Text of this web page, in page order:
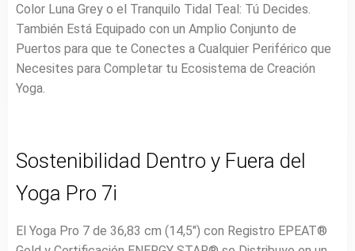
Color Luna Grey o el Tranquilo Tidal Teal: Tú Decides.
También Está Equipado con un Amplio Conjunto de
Puertos para que te Conectes a Cualquier Periférico que
Necesites para Completar tu Ecosistema de Creación
Yoga.
Sostenibilidad Dentro y Fuera del
Yoga Pro 7i
El Yoga Pro 7 de 36,83 cm (14,5″) con Registro EPEAT®